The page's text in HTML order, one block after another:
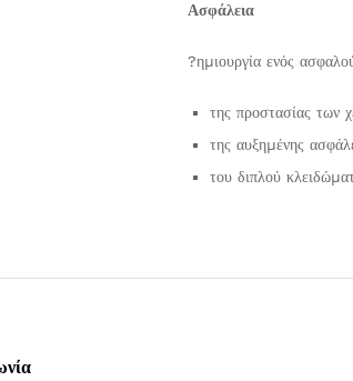
Ασφάλεια
?ηµιουργία ενός
της προστασίας των
της αυξηµένης
του διπλού